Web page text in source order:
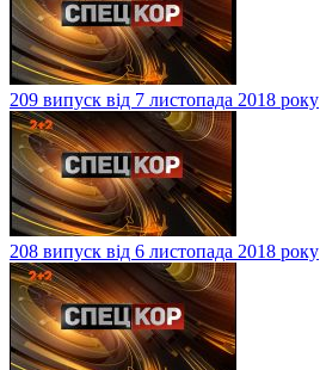
209 випуск від 7 листопада 2018 року
208 випуск від 6 листопада 2018 року